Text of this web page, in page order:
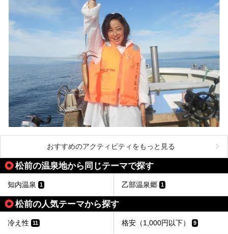
おすすめのアクティビティをもっと見る
松前の温泉地から同じテーマで探す
知内温泉 1 乙部温泉郷 1
松前の人気テーマから探す
冷え性 11 格安（1,000円以下） 9